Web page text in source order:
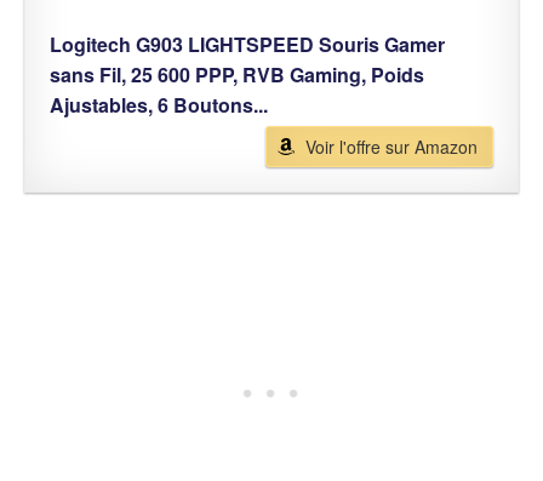
Logitech G903 LIGHTSPEED Souris Gamer
sans Fil, 25 600 PPP, RVB Gaming, Poids
Ajustables, 6 Boutons...
Voir l'offre sur Amazon